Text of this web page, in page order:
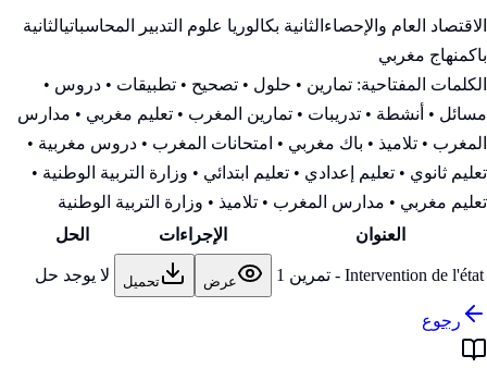
الاقتصاد العام والإحصاء الثانية بكالوريا علوم التدبير المحاسباتيالثانية
باكمنهاج مغربي
الكلمات المفتاحية: تمارين • حلول • تصحيح • تطبيقات • دروس •
مسائل • أنشطة • تدريبات • تمارين المغرب • تعليم مغربي • مدارس
المغرب • تلاميذ • باك مغربي • امتحانات المغرب • دروس مغربية •
تعليم ثانوي • تعليم إعدادي • تعليم ابتدائي • وزارة التربية الوطنية •
تعليم مغربي • مدارس المغرب • تلاميذ • وزارة التربية الوطنية
العنوان
الإجراءات الحل
Intervention de l'état - تمرين 1 عرض تحميل لا يوجد حل
رجوع